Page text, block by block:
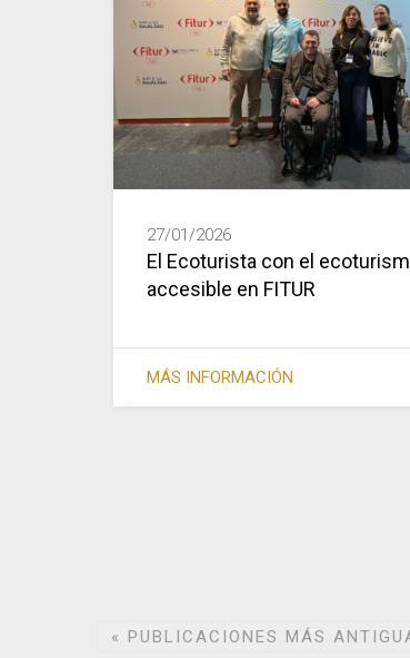
27/01/2026
El Ecoturista con el
accesible en FITUR
MÁS INFORMACIÓN
« PUBLICACIONES MÁS